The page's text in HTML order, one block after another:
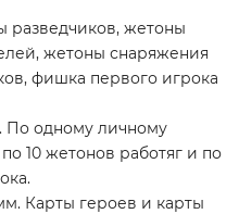
разведчиков, жетоны
жетоны снаряжения
фишка первого игрока
По одному личному
10 жетонов работяг и по
Карты героев и карты